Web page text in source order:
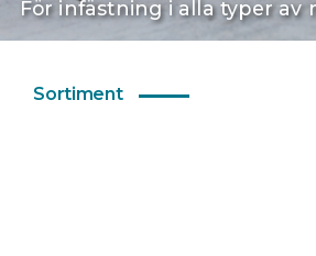
För infästning i alla typer av
Sortiment